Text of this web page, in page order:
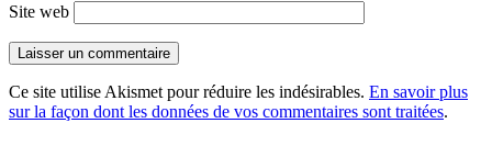
Site web
Ce site utilise Akismet pour réduire les indésirables. En savoir plus
sur la façon dont les données de vos commentaires sont traitées.